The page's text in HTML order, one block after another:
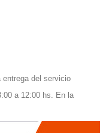
entrega del servicio
a 12:00 hs. En la